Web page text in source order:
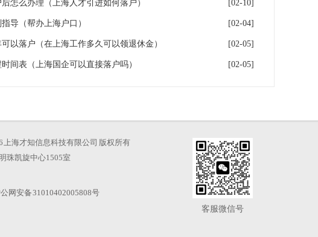
怎么办理（上海人才引进如何落户） [02-10]
导（帮办上海户口） [02-04]
以落户（在上海工作多久可以领退休金） [02-05]
间表（上海国企可以直接落户吗） [02-05]
上海才知信息科技有限公司 版权所有
珠凯旋中心1505室
网安备 31010402005808号
客服微信号